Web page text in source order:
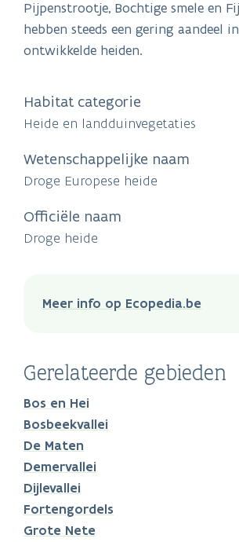
Pijpenstrootje, Bochtige smele en
hebben steeds een gering aandeel
ontwikkelde heiden.
Habitat categorie
Heide en landduinvegetaties
Wetenschappelijke naam
Droge Europese heide
Officiële naam
Droge heide
Meer info op Ecopedia.be
Gerelateerde gebieden
Bos en Hei
Bosbeekvallei
De Maten
Demervallei
Dijlevallei
Fortengordels
Grote Nete